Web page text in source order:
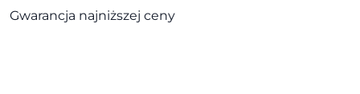
Gwarancja najniższej ceny